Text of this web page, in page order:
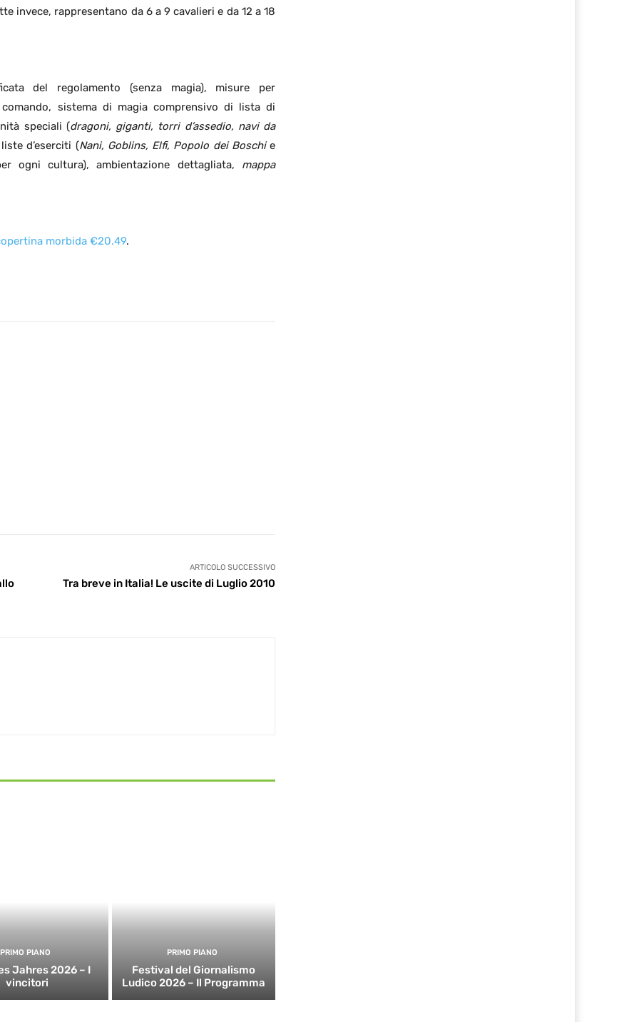
invece, rappresentano da 6 a 9 cavalieri e da 12 a 18
del regolamento (senza magia), misure per
sistema di magia comprensivo di lista di
speciali (dragoni, giganti, torri d’assedio, navi da
d’eserciti (Nani, Goblins, Elfi, Popolo dei Boschie
ogni cultura), ambientazione dettagliata, mappa
morbida €20.49.
ARTICOLO SUCCESSIVO
Tra breve in Italia! Le uscite di Luglio 2010
PRIMO PIANO
Jahres 2026 – I
vincitori
PRIMO PIANO
Festival del Giornalismo
Ludico 2026 – Il Programma